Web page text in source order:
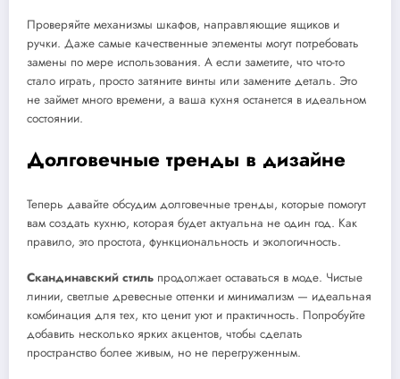
Проверяйте механизмы шкафов, направляющие ящиков и
ручки. Даже самые качественные элементы могут потребовать
замены по мере использования. А если заметите, что что-то
стало играть, просто затяните винты или замените деталь. Это
не займет много времени, а ваша кухня останется в идеальном
состоянии.
Долговечные тренды в дизайне
Теперь давайте обсудим долговечные тренды, которые помогут
вам создать кухню, которая будет актуальна не один год. Как
правило, это простота, функциональность и экологичность.
Скандинавский стиль продолжает оставаться в моде. Чистые
линии, светлые древесные оттенки и минимализм — идеальная
комбинация для тех, кто ценит уют и практичность. Попробуйте
добавить несколько ярких акцентов, чтобы сделать
пространство более живым, но не перегруженным.